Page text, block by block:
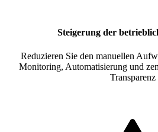
Steigerung der
Reduzieren Sie den manuellen
Monitoring, Automatisierung und
Transparenz